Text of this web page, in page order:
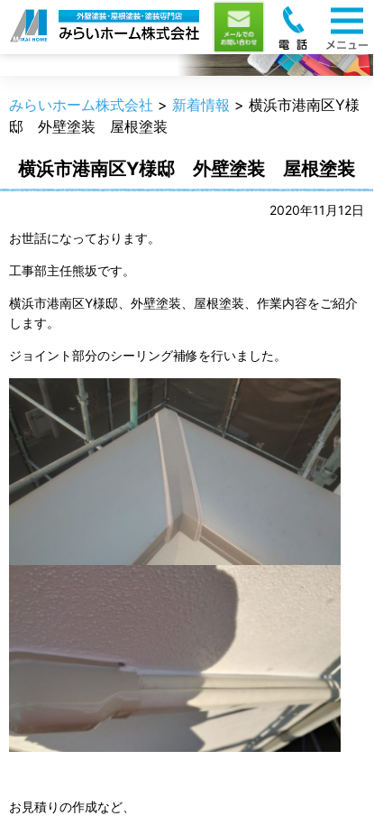
新着情報
みらいホーム株式会社 > 新着情報 > 横浜市港南区Y様
邸 外壁塗装 屋根塗装
横浜市港南区Y様邸 外壁塗装 屋根塗装
2020年11月12日
お世話になっております。
工事部主任熊坂です。
横浜市港南区Y様邸、外壁塗装、屋根塗装、作業内容をご紹介
します。
ジョイント部分のシーリング補修を行いました。
お見積りの作成など、